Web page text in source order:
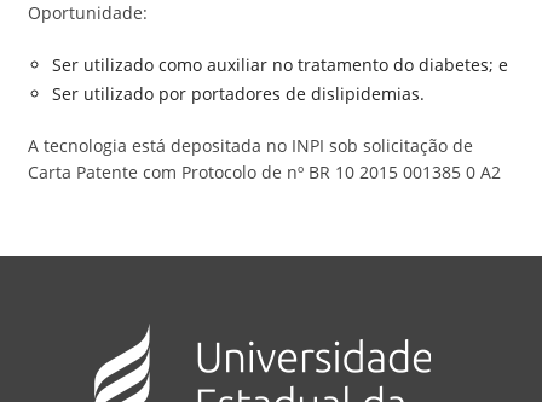
Oportunidade:
Ser utilizado como auxiliar no tratamento do diabetes; e
Ser utilizado por portadores de dislipidemias.
A tecnologia está depositada no INPI sob solicitação de
Carta Patente com Protocolo de nº BR 10 2015 001385 0 A2